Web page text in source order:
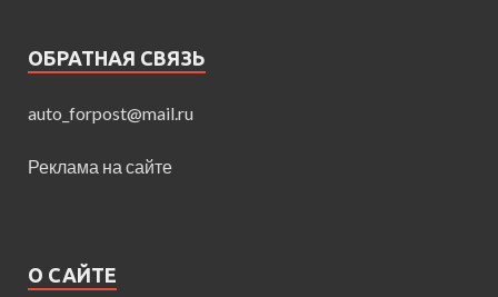
ОБРАТНАЯ СВЯЗЬ
auto_forpost@mail.ru
Реклама на сайте
О САЙТЕ